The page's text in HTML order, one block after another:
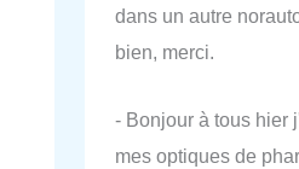
dans un autre
bien, merci.
- Bonjour à tous hier
mes optiques de